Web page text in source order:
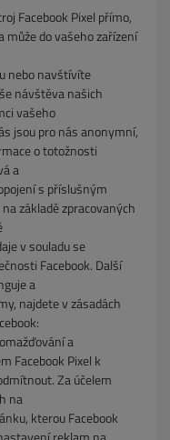
Pixel přímo,
do vašeho zařízení
nebo navštívíte
návštěva našich
vašeho
jsou pro nás anonymní,
o totožnosti
a
s příslušným
základě zpracovaných
v souladu se
Facebook. Další
a
najdete v zásadách
a
Facebook Pixel k
Za účelem
na
kterou Facebook